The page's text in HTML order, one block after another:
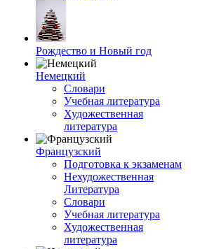
Рождество и Новый год
Немецкий
Словари
Учебная литература
Художественная
литература
Французский
Подготовка к экзаменам
Нехудожественная
Литература
Словари
Учебная литература
Художественная
литература